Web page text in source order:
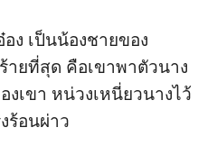
ง เป็นน้องชายของ
ายที่สุด คือเขาพาตัวนาง
เขา หน่วงเหนี่ยวนางไว้
ร้อนผ่าว